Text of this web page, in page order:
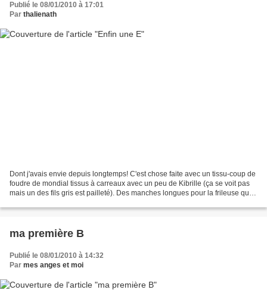
Publié le 08/01/2010 à 17:01
Par thalienath
Dont j'avais envie depuis longtemps! C'est chose faite avec un tissu-coup de
foudre de mondial tissus à carreaux avec un peu de Kibrille (ça se voit pas
mais un des fils gris est pailleté). Des manches longues pour la frileuse que
ma première B
Publié le 08/01/2010 à 14:32
Par mes anges et moi